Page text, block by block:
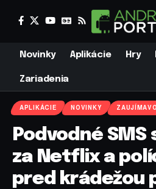
Novinky Aplikácie Hry
Zariadenia
APLIKÁCIE NOVINKY
Podvodné SMS
za Netflix a
pred krádežou